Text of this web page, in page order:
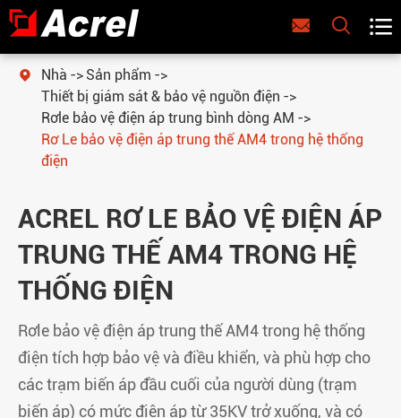
  
 Nhà
Sản phẩm
Thiết bị giám sát & bảo vệ nguồn điện
Rơle bảo vệ điện áp trung bình dòng AM
Rơ Le bảo vệ điện áp trung thế AM4 trong hệ thống
điện
ACREL RƠ LE BẢO VỆ ĐIỆN ÁP
TRUNG THẾ AM4 TRONG HỆ
THỐNG ĐIỆN
Rơle bảo vệ điện áp trung thế AM4 trong hệ thống
điện tích hợp bảo vệ và điều khiển, và phù hợp cho
các trạm biến áp đầu cuối của người dùng (trạm
biến áp) có mức điện áp từ 35KV trở xuống, và có